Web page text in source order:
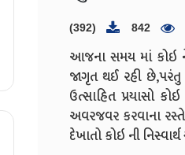
(392) 842
આજના સમય માં કોઇ
જાગૃત થઈ રહી
ઉત્સાહિત પ્રયાસો
અવરજવર કરવાના
દેખાતો કોઇ ની